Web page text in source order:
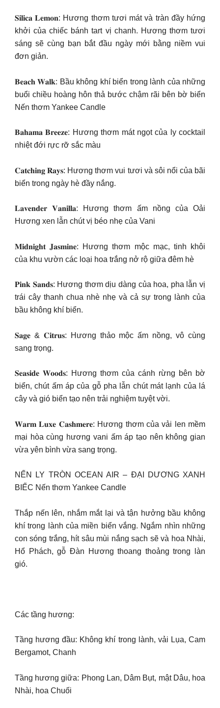
𝐒𝐢𝐥𝐢𝐜𝐚 𝐋𝐞𝐦𝐨𝐧: Hương thơm tươi mát và tràn đầy hứng
khởi của chiếc bánh tart vị chanh. Hương thơm tươi
sáng sẽ cùng bạn bắt đầu ngày mới bằng niềm vui
đơn giản.
𝐁𝐞𝐚𝐜𝐡 𝐖𝐚𝐥𝐤: Bầu không khí biển trong lành của những
buổi chiều hoàng hôn thả bước chậm rãi bên bờ biển
Nến thơm Yankee Candle
𝐁𝐚𝐡𝐚𝐦𝐚 𝐁𝐫𝐞𝐞𝐳𝐞: Hương thơm mát ngọt của ly cocktail
nhiệt đới rực rỡ sắc màu
𝐂𝐚𝐭𝐜𝐡𝐢𝐧𝐠 𝐑𝐚𝐲𝐬: Hương thơm vui tươi và sôi nổi của bãi
biển trong ngày hè đầy nắng.
𝐋𝐚𝐯𝐞𝐧𝐝𝐞𝐫 𝐕𝐚𝐧𝐢𝐥𝐥𝐚: Hương thơm ấm nồng của Oải
Hương xen lẫn chút vị béo nhẹ của Vani
𝐌𝐢𝐝𝐧𝐢𝐠𝐡𝐭 𝐉𝐚𝐬𝐦𝐢𝐧𝐞: Hương thơm mộc mạc, tinh khôi
của khu vườn các loại hoa trắng nở rộ giữa đêm hè
𝐏𝐢𝐧𝐤 𝐒𝐚𝐧𝐝𝐬: Hương thơm dịu dàng của hoa, pha lẫn vị
trái cây thanh chua nhè nhẹ và cả sự trong lành của
bầu không khí biển.
𝐒𝐚𝐠𝐞 & 𝐂𝐢𝐭𝐫𝐮𝐬: Hương thảo mộc ấm nồng, vô cùng
sang trọng.
𝐒𝐞𝐚𝐬𝐢𝐝𝐞 𝐖𝐨𝐨𝐝𝐬: Hương thơm của cánh rừng bên bờ
biển, chút ấm áp của gỗ pha lẫn chút mát lạnh của lá
cây và gió biển tạo nên trải nghiệm tuyệt vời.
𝐖𝐚𝐫𝐦 𝐋𝐮𝐱𝐞 𝐂𝐚𝐬𝐡𝐦𝐞𝐫𝐞: Hương thơm của vải len mềm
mại hòa cùng hương vani ấm áp tạo nên không gian
vừa yên bình vừa sang trọng.
NẾN LY TRÒN OCEAN AIR – ĐẠI DƯƠNG XANH
BIẾC Nến thơm Yankee Candle
Thắp nến lên, nhắm mắt lại và tận hưởng bầu không
khí trong lành của miền biển vắng. Ngắm nhìn những
con sóng trắng, hít sâu mùi nắng sạch sẽ và hoa Nhài,
Hổ Phách, gỗ Đàn Hương thoang thoảng trong làn
gió.
Các tầng hương:
Tầng hương đầu: Không khí trong lành, vải Lụa, Cam
Bergamot, Chanh
Tầng hương giữa: Phong Lan, Dâm Bụt, mật Dâu, hoa
Nhài, hoa Chuối